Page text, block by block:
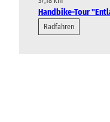
Handbike-Tour
Radfahren